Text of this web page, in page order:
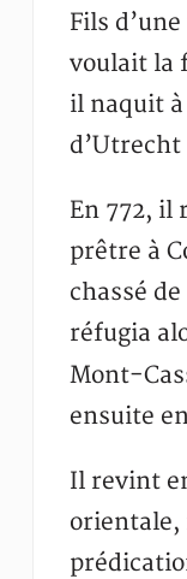
Fils
voulait la
il naquit
En 772, il
prêtre à
chassé
réfugia
Mont-
ensuite
Il revint
orientale,